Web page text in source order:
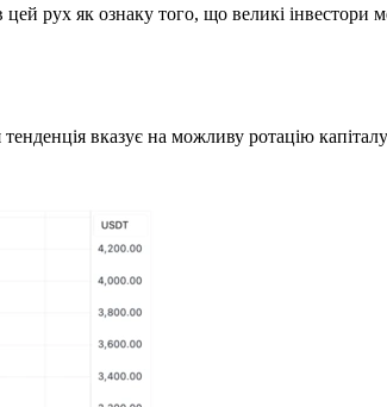
рух як ознаку того, що великі інвестори
вказує на можливу ротацію